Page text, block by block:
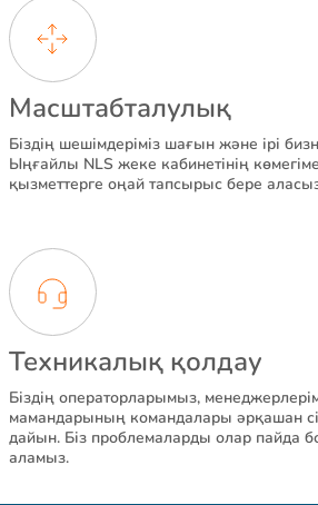
Масштабталулық
Біздің шешімдеріміз шағын және ірі
Ыңғайлы NLS жеке кабинетінің
қызметтерге оңай тапсырыс бере
Техникалық қолдау
Біздің операторларымыз,
мамандарының командалары әрқашан
дайын. Біз проблемаларды олар пайда
аламыз.